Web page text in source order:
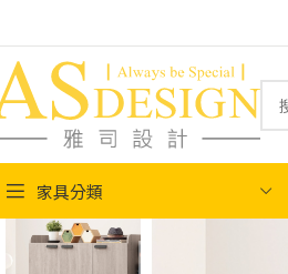
家具分類